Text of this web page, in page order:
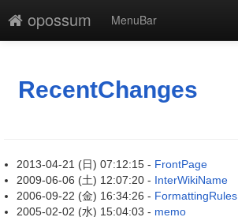
opossum
MenuBar
最終更新
RecentChanges
2013-04-21 (日) 07:12:15 - FrontPage
2009-06-06 (土) 12:07:20 - InterWikiName
2006-09-22 (金) 16:34:26 - FormattingRules
2005-02-02 (水) 15:04:03 - memo